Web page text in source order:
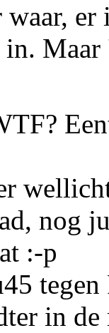
er
nog
:-p
in